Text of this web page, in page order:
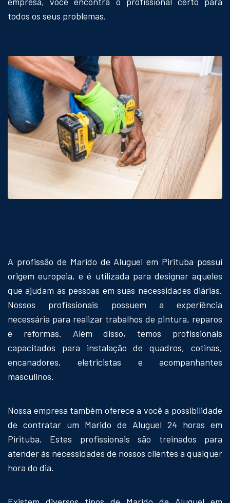
todos os seus problemas.
A profissão de Marido de Aluguel em Pirituba possui
origem europeia, e é utilizada para designar aqueles
que ajudam as pessoas em suas necessidades diárias.
Nossos profissionais possuem a experiência
necessária para realizar trabalhos de pintura, reparos
e reformas. Além disso, temos profissionais
capacitados para instalação de quadros, cotinas,
encanadores, eletricistas e acompanhantes
masculinos.
Nossa empresa também oferece a você a possibilidade
de contratar um Marido de Aluguel 24 horas em
Pirituba. Estes profissionais são treinados para
atender às necessidades de nossos clientes a qualquer
hora do dia.